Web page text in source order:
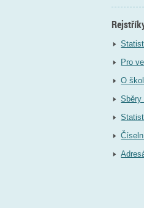
Pro
O